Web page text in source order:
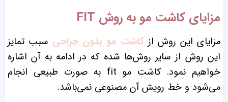
مزایای کاشت مو به روش FIT
مزایای این روش ازکاشت مو بدون جراحی سبب تمایز
این روش از سایر روش‌ها شده که در ادامه به آن اشاره
خواهیم نمود.
کاشت مو fit به صورت طبیعی انجام
می‌شود و خط رویش آن مصنوعی نمی‌باشد.